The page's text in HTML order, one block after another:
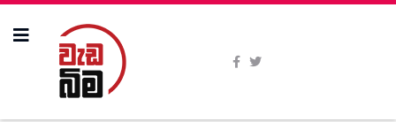
All Stories